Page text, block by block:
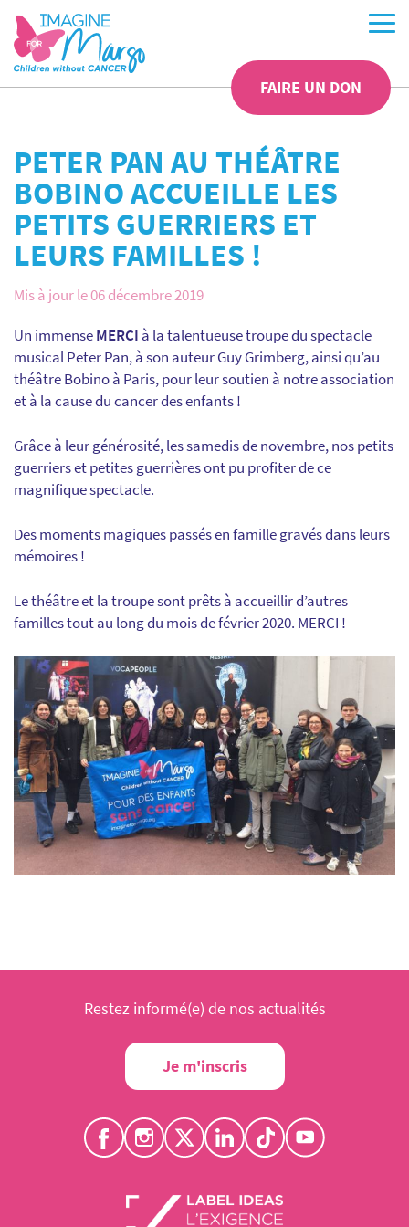
FAIRE UN DON
PETER PAN AU THÉÂTRE
BOBINO ACCUEILLE LES
PETITS GUERRIERS ET
LEURS FAMILLES !
Mis à jour le 06 décembre 2019
Un immenseMERCI à la talentueuse troupe du spectacle
musical Peter Pan, à son auteur Guy Grimberg, ainsi qu’au
théâtre Bobino à Paris, pour leur soutien à notre association
et à la cause du cancer des enfants !
Grâce à leur générosité, les samedis de novembre, nos petits
guerriers et petites guerrières ont pu profiter de ce
magnifique spectacle.
Des moments magiques passés en famille gravés dans leurs
mémoires !
Le théâtre et la troupe sont prêts à accueillir d’autres
familles tout au long du mois de février 2020. MERCI !
Restez informé(e) de nos actualités
Je m'inscris